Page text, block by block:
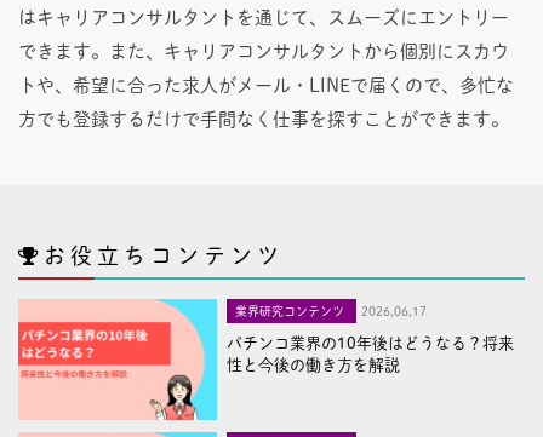
はキャリアコンサルタントを通じて、スムーズにエントリー
できます。また、キャリアコンサルタントから個別にスカウ
トや、希望に合った求人がメール・LINEで届くので、多忙な
方でも登録するだけで手間なく仕事を探すことができます。
お役立ちコンテンツ
業界研究コンテンツ 2026,06,17
パチンコ業界の10年後はどうなる？将来
性と今後の働き方を解説